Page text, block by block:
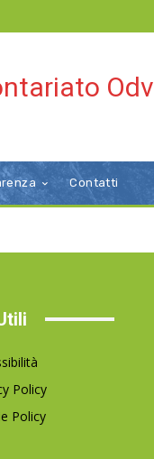
Odv
Contatti
Policy
Policy